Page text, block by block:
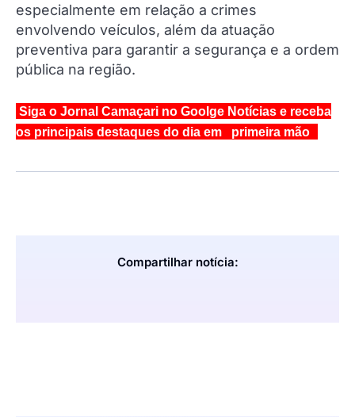
especialmente em relação a crimes
envolvendo veículos, além da atuação
preventiva para garantir a segurança e a ordem
pública na região.
Siga o Jornal Camaçari no Goolge Notícias e receba
os principais destaques do dia em primeira mão
Compartilhar notícia: